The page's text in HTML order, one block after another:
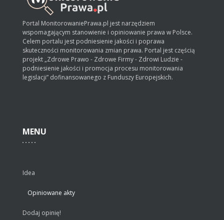
Portal MonitorowaniePrawa.pl jest narzędziem
wspomagającym stanowienie i opiniowanie prawa w Polsce.
Celem portalu jest podniesienie jakości i poprawa
skuteczności monitorowania zmian prawa. Portal jest częścią
projekt „Zdrowe Prawo - Zdrowe Firmy - Zdrowi Ludzie -
podniesienie jakości i promocja procesu monitorowania
legislacji” dofinansowanego z Funduszy Europejskich.
MENU
Idea
Opiniowane akty
Dodaj opinię!